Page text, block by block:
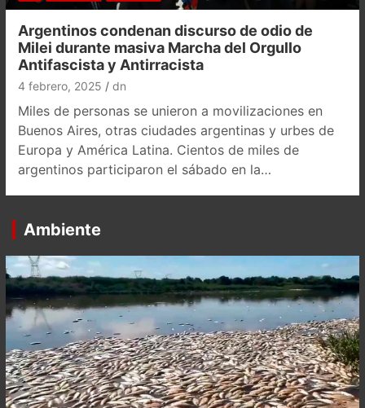
Argentinos condenan discurso de odio de
Milei durante masiva Marcha del Orgullo
Antifascista y Antirracista
4 febrero, 2025 dn
Miles de personas se unieron a movilizaciones en
Buenos Aires, otras ciudades argentinas y urbes de
Europa y América Latina. Cientos de miles de
argentinos participaron el sábado en la…
Ambiente